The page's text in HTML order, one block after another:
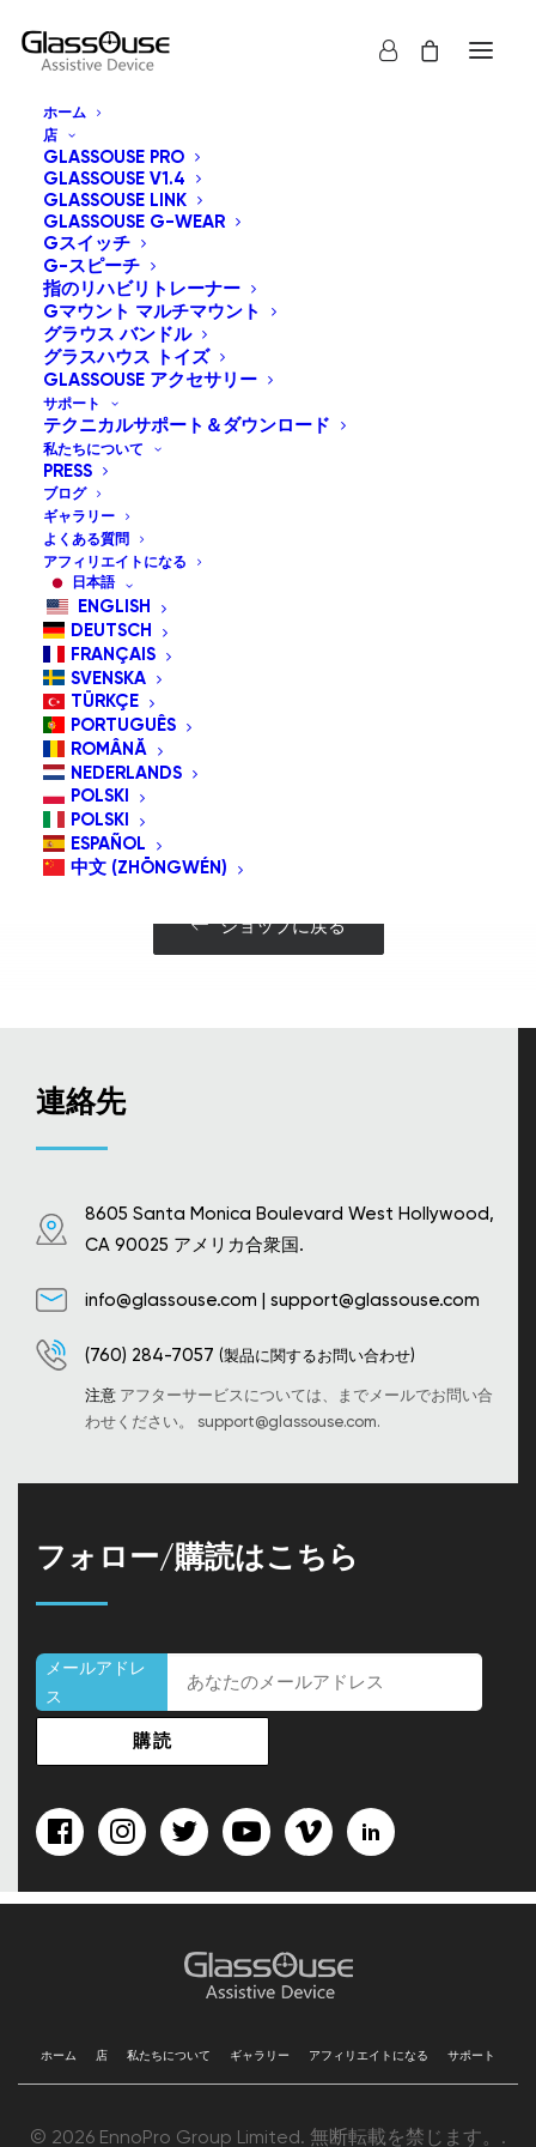
ホーム
店
GLASSOUSE PRO
GLASSOUSE V1.4
GLASSOUSE LINK
GLASSOUSE G-WEAR
Gスイッチ
G-スピーチ
指のリハビリトレーナー
Gマウント マルチマウント
グラウス バンドル
グラスハウス トイズ
GLASSOUSE アクセサリー
サポート
テクニカルサポート＆ダウンロード
私たちについて
PRESS
ブログ
ギャラリー
よくある質問
アフィリエイトになる
日本語
ENGLISH
DEUTSCH
FRANÇAIS
SVENSKA
TÜRKÇE
PORTUGUÊS
ROMÂNĂ
NEDERLANDS
POLSKI
POLSKI
ESPAÑOL
中文 (ZHŌNGWÉN)
カートは空です
それに迷っていますか？今すぐ当社にご相談くださ
い。喜んでお手伝いさせていただきます。.
こ
の
商
品
に
は
複
が
あ
り
品
ら
で
き
ま
New Bite Switch
ショップに戻る
連絡先
8605 Santa Monica Boulevard West Hollywood,
CA 90025 アメリカ合衆国.
info@glassouse.com | support@glassouse.com
(760) 284-7057 (製品に関するお問い合わせ)
注意 アフターサービスについては、までメールでお問い合
わせください。 support@glassouse.com.
フォロー/購読はこちら
メールアドレ
ス
ホーム 店 私たちについて ギャラリー アフィリエイトになる サポート
© 2026 EnnoPro Group Limited. 無断転載を禁じます。.